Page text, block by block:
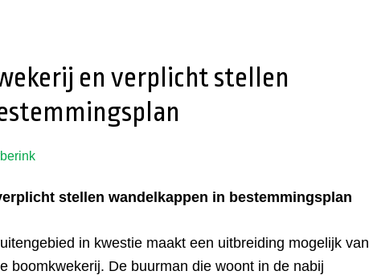
en verplicht stellen
stellen wandelkappen in bestemmingsplan
in kwestie maakt een uitbreiding mogelijk van
boomkwekerij. De buurman die woont in de nabij